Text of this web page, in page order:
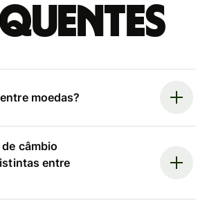
moedas?
câmbio
entre